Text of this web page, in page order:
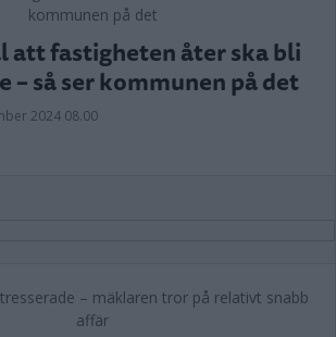
att fastigheten åter ska bli
– så ser kommunen på det
2024 08.00